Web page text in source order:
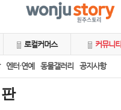
로컬커머스 커뮤니티
엔터·연예 동물갤러리 공지사항